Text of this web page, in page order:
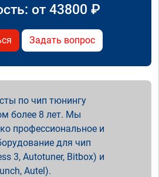
от 43800 ₽
Задать вопрос
по чип тюнингу
более 8 лет. Мы
профессиональное и
для чип
3, Autotuner, Bitbox) и
Autel).